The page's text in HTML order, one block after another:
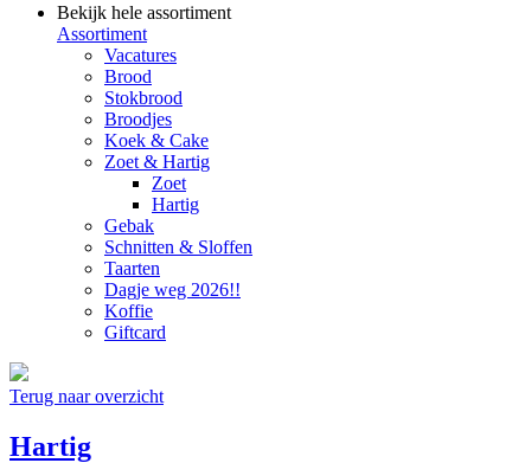
Bekijk hele assortiment
Assortiment
Vacatures
Brood
Stokbrood
Broodjes
Koek & Cake
Zoet & Hartig
Zoet
Hartig
Gebak
Schnitten & Sloffen
Taarten
Dagje weg 2026!!
Koffie
Giftcard
Terug naar overzicht
Hartig